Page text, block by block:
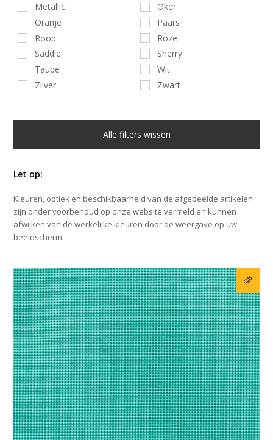
Metallic
Oker
Oranje
Paars
Rood
Roze
Saddle
Sherry
Taupe
Wit
Zilver
Zwart
Alle filters wissen
Let op:
Kleuren, optiek en beschikbaarheid van de afgebeelde artikelen
zijn onder voorbehoud op onze website vermeld en kunnen
afwijken van de werkelijke kleuren door de weergave op uw
beeldscherm.